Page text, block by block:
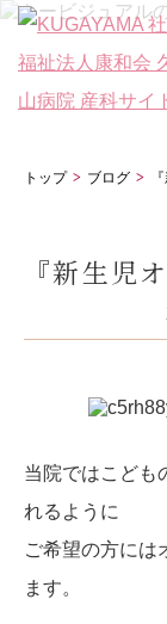
トップ ブログ
『新生児
当院ではこども
れるように
ご希望の方には
ます。